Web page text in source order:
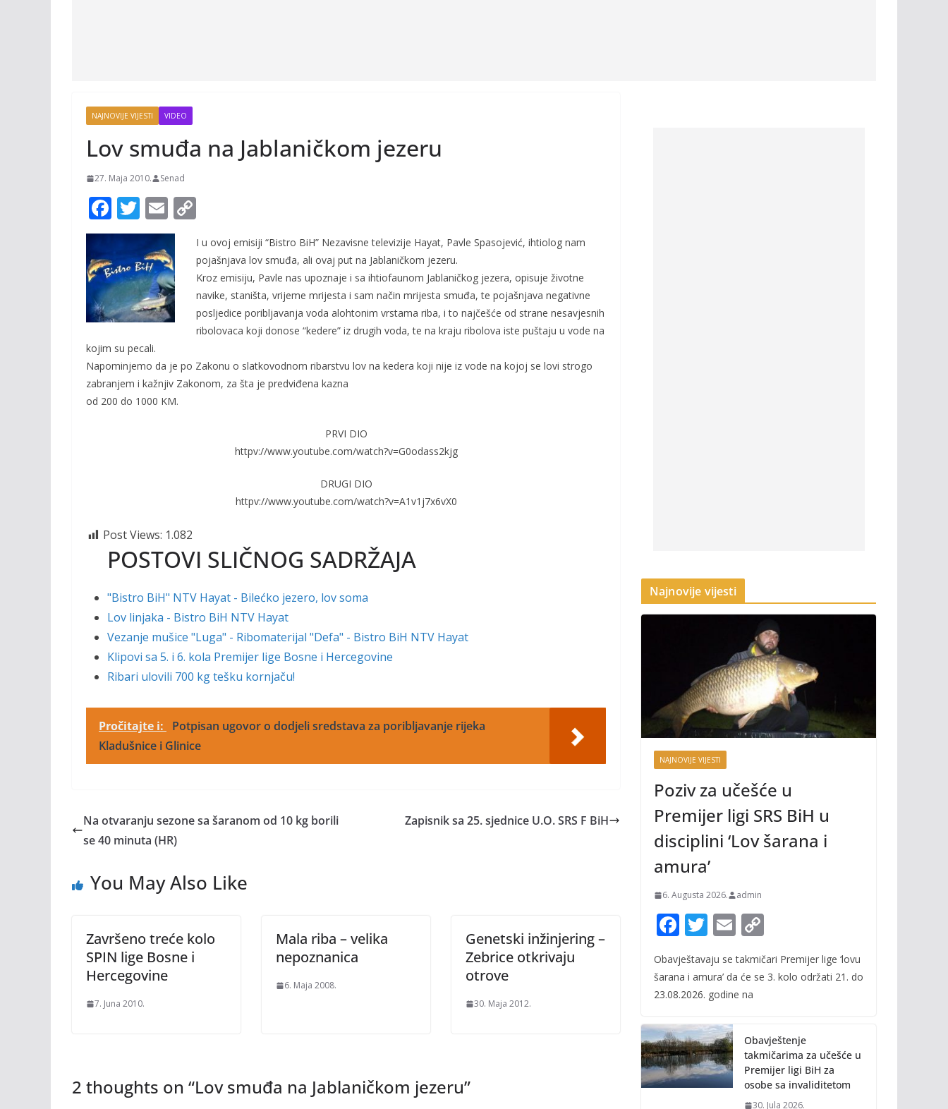
NAJNOVIJE VIJESTI VIDEO
Lov smuđa na Jablaničkom jezeru
27. Maja 2010. Senad
F
ac
e
b
o
o
k
T
w
itt
er
E
m
ai
l
p
y
Li
n
k
I u ovoj emisiji “Bistro BiH” Nezavisne televizije Hayat, Pavle Spasojević, ihtiolog nam
pojašnjava lov smuđa, ali ovaj put na Jablaničkom jezeru.
Kroz emisiju, Pavle nas upoznaje i sa ihtiofaunom Jablaničkog jezera, opisuje životne
navike, staništa, vrijeme mrijesta i sam način mrijesta smuđa, te pojašnjava negativne
posljedice poribljavanja voda alohtonim vrstama riba, i to najčešće od strane nesavjesnih
ribolovaca koji donose “kedere” iz drugih voda, te na kraju ribolova iste puštaju u vode na
kojim su pecali.
Napominjemo da je po Zakonu o slatkovodnom ribarstvu lov na kedera koji nije iz vode na kojoj se lovi strogo
zabranjem i kažnjiv Zakonom, za šta je predviđena kazna
od 200 do 1000 KM.
PRVI DIO
httpv://www.youtube.com/watch?v=G0odass2kjg
DRUGI DIO
httpv://www.youtube.com/watch?v=A1v1j7x6vX0
Post Views: 1.082
POSTOVI SLIČNOG SADRŽAJA
"Bistro BiH" NTV Hayat - Bilećko jezero, lov soma
Lov linjaka - Bistro BiH NTV Hayat
Vezanje mušice "Luga" - Ribomaterijal "Defa" - Bistro BiH NTV Hayat
Klipovi sa 5. i 6. kola Premijer lige Bosne i Hercegovine
Ribari ulovili 700 kg tešku kornjaču!
Pročitajte i:
Potpisan ugovor o dodjeli sredstava za poribljavanje rijeka
Kladušnice i Glinice
Na otvaranju sezone sa šaranom od 10 kg borili
se 40 minuta (HR)
Zapisnik sa 25. sjednice U.O. SRS F BiH
You May Also Like
Završeno treće kolo
SPIN lige Bosne i
Hercegovine
7. Juna 2010.
Mala riba – velika
nepoznanica
6. Maja 2008.
Genetski inžinjering –
Zebrice otkrivaju
otrove
30. Maja 2012.
2 thoughts on “Lov smuđa na Jablaničkom jezeru”
Najnovije vijesti
NAJNOVIJE VIJESTI
Poziv za učešće u
Premijer ligi SRS BiH u
disciplini ‘Lov šarana i
amura’
6. Augusta 2026. admin
F
ac
e
b
o
k
T
itt
er
E
m
ai
l
o
p
n
k
Obavještavaju se takmičari Premijer lige ‘lovu
šarana i amura’ da će se 3. kolo održati 21. do
23.08.2026. godine na
Obavještenje
takmičarima za učešće u
Premijer ligi BiH za
osobe sa invaliditetom
30. Jula 2026.